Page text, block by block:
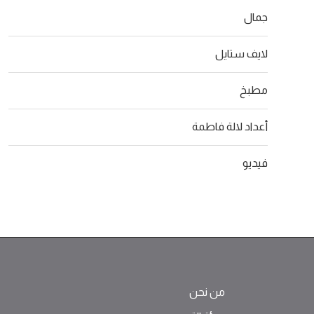
جمال
لايف ستايل
مطبخ
أعداد لالة فاطمة
فيديو
من نحن